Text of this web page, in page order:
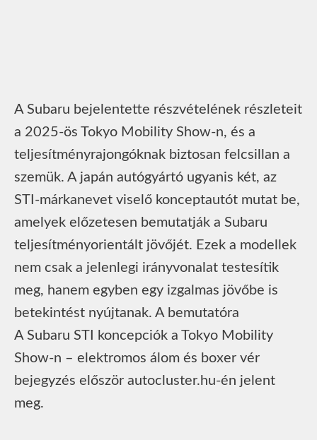
A Subaru bejelentette részvételének részleteit
a 2025-ös Tokyo Mobility Show-n, és a
teljesítményrajongóknak biztosan felcsillan a
szemük. A japán autógyártó ugyanis két, az
STI-márkanevet viselő konceptautót mutat be,
amelyek előzetesen bemutatják a Subaru
teljesítményorientált jövőjét. Ezek a modellek
nem csak a jelenlegi irányvonalat testesítik
meg, hanem egyben egy izgalmas jövőbe is
betekintést nyújtanak. A bemutatóra
A Subaru STI koncepciók a Tokyo Mobility
Show-n – elektromos álom és boxer vér
bejegyzés először autocluster.hu-én jelent
meg.